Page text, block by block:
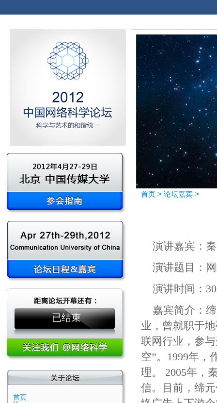
已结束
首页
首页 > 论坛嘉宾 >
演讲嘉宾：
演讲题目：
演讲时间：
嘉宾简介：
业，曾就职于
联网行业，参
空”。1999年，
理。 2005年，
信。目前，缔